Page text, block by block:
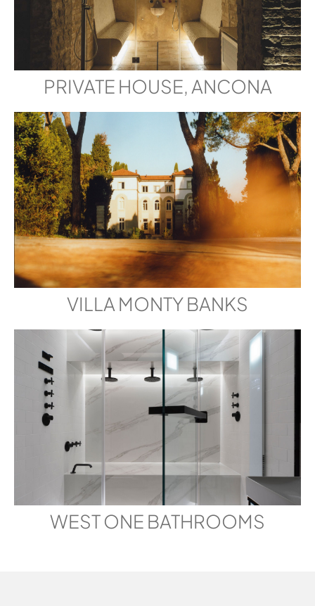
PRIVATE HOUSE, ANCONA
VILLA MONTY BANKS
WEST ONE BATHROOMS